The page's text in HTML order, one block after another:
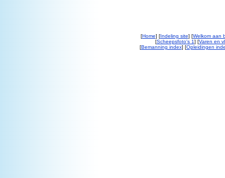
[Home] [Indeling site] [Welkom aan
[Scheepsfoto's 1] [Varen en
[Bemanning index] [Opleidingen